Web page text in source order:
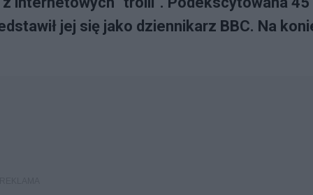
jej się jako dziennikarz BBC. Na